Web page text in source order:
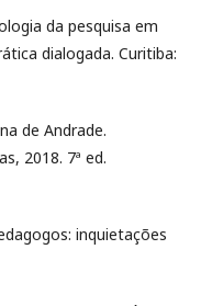
da pesquisa em
dialogada. Curitiba:
de Andrade.
2018. 7ª ed.
inquietações